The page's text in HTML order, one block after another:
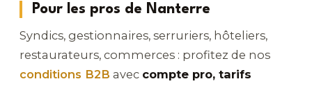
Pour les pros de Nanterre
Syndics, gestionnaires, serruriers, hôteliers,
restaurateurs, commerces : profitez de nos
conditions B2B avec compte pro, tarifs